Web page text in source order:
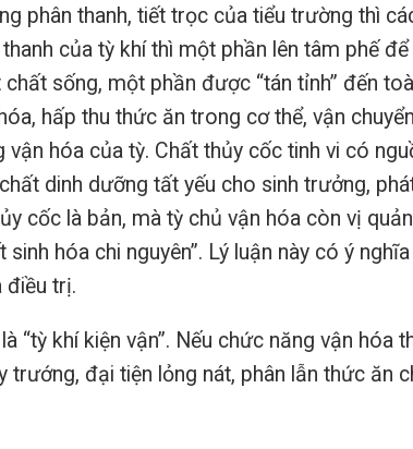
phân thanh, tiết trọc của tiểu trường thì
của tỳ khí thì một phần lên tâm phế để
sống, một phần được “tán tỉnh” đến
hấp thu thức ăn trong cơ thể, vận
hóa của tỳ. Chất thủy cốc tinh vi có
dinh dưỡng tất yếu cho sinh trưởng,
cốc là bản, mà tỳ chủ vận hóa còn vị
sinh hóa chi nguyên”. Lý luận này có ý
điều trị.
“tỳ khí kiện vận”. Nếu chức năng vận hóa
đại tiện lỏng nát, phân lẫn thức ăn